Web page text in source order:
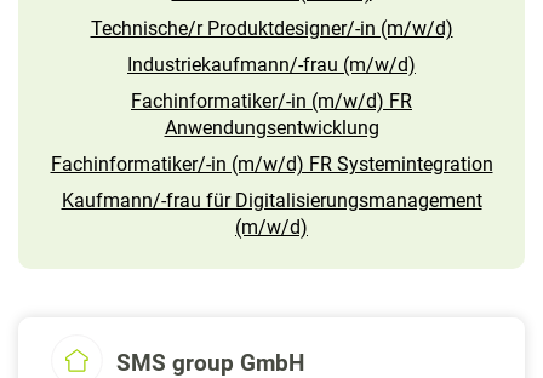
Technische/r Produktdesigner/-in (m/w/d)
Industriekaufmann/-frau (m/w/d)
Fachinformatiker/-in (m/w/d) FR
Anwendungsentwicklung
Fachinformatiker/-in (m/w/d) FR Systemintegration
Kaufmann/-frau für Digitalisierungsmanagement
(m/w/d)
SMS group GmbH